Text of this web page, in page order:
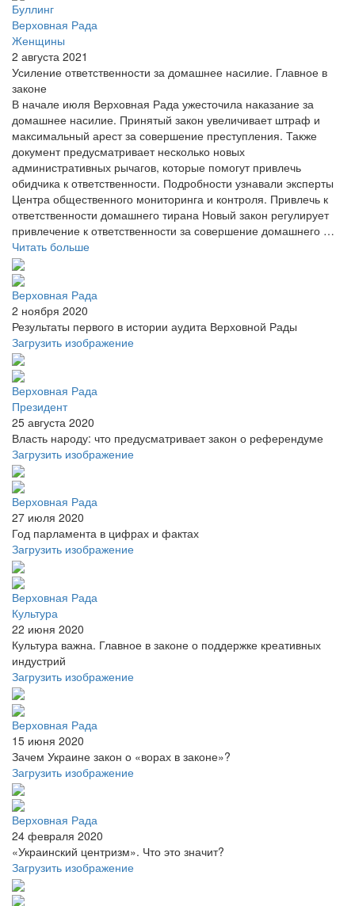
Буллинг
Верховная Рада
Женщины
2 августа 2021
Усиление ответственности за домашнее насилие. Главное в
законе
В начале июля Верховная Рада ужесточила наказание за
домашнее насилие. Принятый закон увеличивает штраф и
максимальный арест за совершение преступления. Также
документ предусматривает несколько новых
административных рычагов, которые помогут привлечь
обидчика к ответственности. Подробности узнавали эксперты
Центра общественного мониторинга и контроля. Привлечь к
ответственности домашнего тирана Новый закон регулирует
привлечение к ответственности за совершение домашнего …
Читать больше
Верховная Рада
2 ноября 2020
Результаты первого в истории аудита Верховной Рады
Загрузить изображение
Верховная Рада
Президент
25 августа 2020
Власть народу: что предусматривает закон о референдуме
Загрузить изображение
Верховная Рада
27 июля 2020
Год парламента в цифрах и фактах
Загрузить изображение
Верховная Рада
Культура
22 июня 2020
Культура важна. Главное в законе о поддержке креативных
индустрий
Загрузить изображение
Верховная Рада
15 июня 2020
Зачем Украине закон о «ворах в законе»?
Загрузить изображение
Верховная Рада
24 февраля 2020
«Украинский центризм». Что это значит?
Загрузить изображение